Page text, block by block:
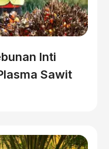
Inti
Sawit